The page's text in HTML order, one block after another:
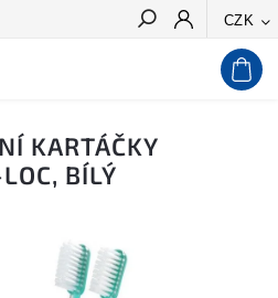
CZK
Hledat
KARTÁČKY
BÍLÝ